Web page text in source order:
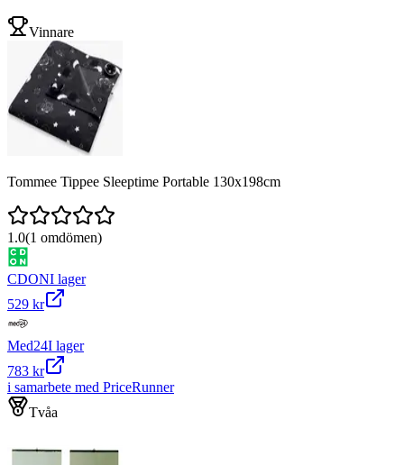
Vinnare
Tommee Tippee Sleeptime Portable 130x198cm
1.0(1 omdömen)
CDONI lager
529 kr
Med24I lager
783 kr
i samarbete med PriceRunner
Tvåa